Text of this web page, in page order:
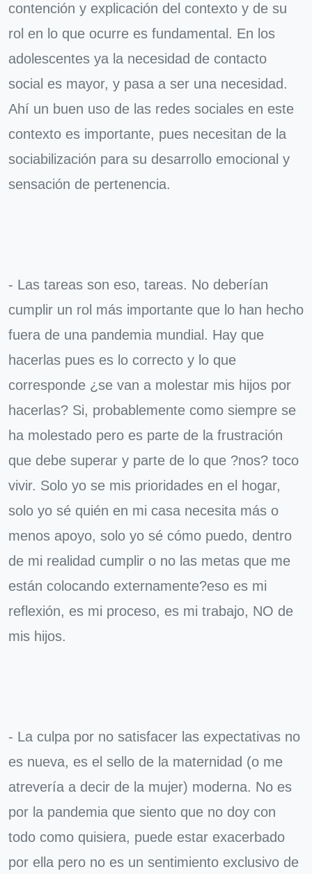
contención y explicación del contexto y de su
rol en lo que ocurre es fundamental. En los
adolescentes ya la necesidad de contacto
social es mayor, y pasa a ser una necesidad.
Ahí un buen uso de las redes sociales en este
contexto es importante, pues necesitan de la
sociabilización para su desarrollo emocional y
sensación de pertenencia.
- Las tareas son eso, tareas. No deberían
cumplir un rol más importante que lo han hecho
fuera de una pandemia mundial. Hay que
hacerlas pues es lo correcto y lo que
corresponde ¿se van a molestar mis hijos por
hacerlas? Si, probablemente como siempre se
ha molestado pero es parte de la frustración
que debe superar y parte de lo que ?nos? toco
vivir. Solo yo se mis prioridades en el hogar,
solo yo sé quién en mi casa necesita más o
menos apoyo, solo yo sé cómo puedo, dentro
de mi realidad cumplir o no las metas que me
están colocando externamente?eso es mi
reflexión, es mi proceso, es mi trabajo, NO de
mis hijos.
- La culpa por no satisfacer las expectativas no
es nueva, es el sello de la maternidad (o me
atrevería a decir de la mujer) moderna. No es
por la pandemia que siento que no doy con
todo como quisiera, puede estar exacerbado
por ella pero no es un sentimiento exclusivo de